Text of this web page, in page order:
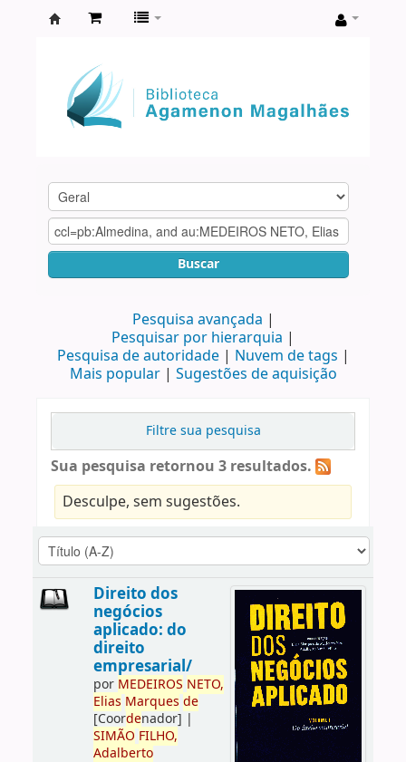
Agamenon
Magalhães
Buscar
Pesquisa avançada
Pesquisar por hierarquia
Pesquisa de autoridade
Nuvem de tags
Mais popular
Sugestões de aquisição
Filtre sua pesquisa
Sua pesquisa retornou 3 resultados.
Desculpe, sem sugestões.
Direito dos
negócios
aplicado: do
direito
empresarial/
por MEDEIROS NETO,
Elias Marques de
[Coordenador] |
SIMÃO FILHO,
Adalberto